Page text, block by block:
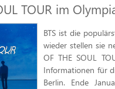
TOUR im
BTS ist die
wieder stellen sie
OF THE SOUL
Informationen für
Berlin. Ende